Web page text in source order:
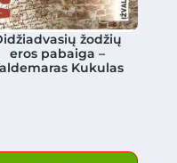
žodžių
eros pabaiga –
Kukulas